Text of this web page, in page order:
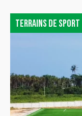
Terrains de sport